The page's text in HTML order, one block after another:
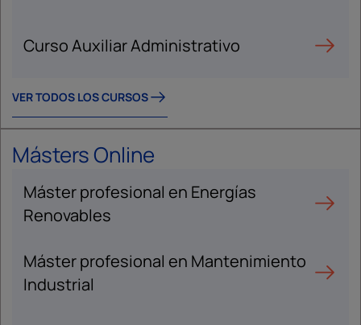
Curso Auxiliar Administrativo
VER TODOS LOS CURSOS
Másters Online
Máster profesional en Energías
Renovables
Máster profesional en Mantenimiento
Industrial